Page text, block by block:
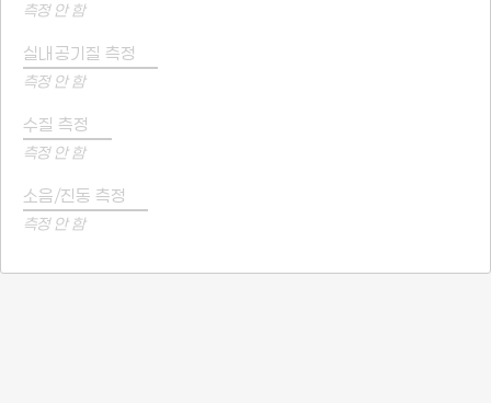
측정 안 함
실내공기질 측정
측정 안 함
수질 측정
측정 안 함
소음/진동 측정
측정 안 함